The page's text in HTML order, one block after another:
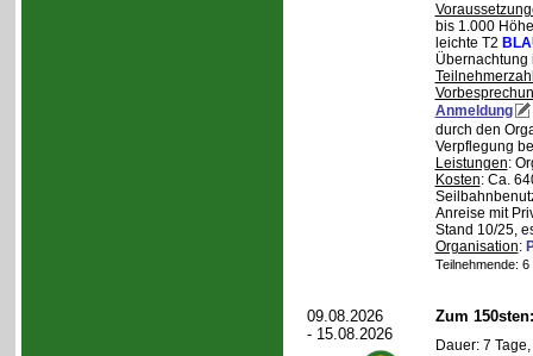
bis 1.000
leichte T2
Übernachtung
Anmeldung
durch den
Verpflegung
Leistungen:
Kosten: Ca.
Anreise mit
Stand 10/25,
Organisation:
Teilnehmende:
09.08.2026
- 15.08.2026
Zum
Dauer: 7